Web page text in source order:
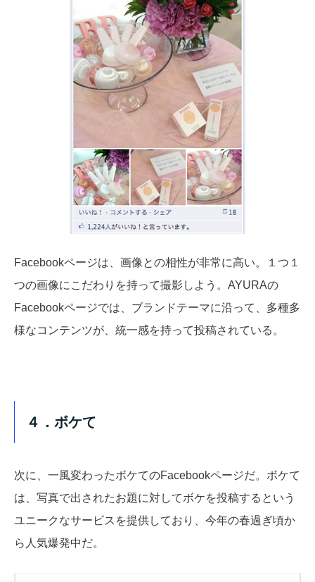
Facebookページは、画像との相性が非常に高い。１つ１
つの画像にこだわりを持って撮影しよう。AYURAの
Facebookページでは、ブランドテーマに沿って、多種多
様なコンテンツが、統一感を持って投稿されている。
４．ボケて
次に、一風変わったボケてのFacebookページだ。ボケて
は、写真で出されたお題に対してボケを投稿するという
ユニークなサービスを提供しており、今年の春過ぎ頃か
ら人気爆発中だ。